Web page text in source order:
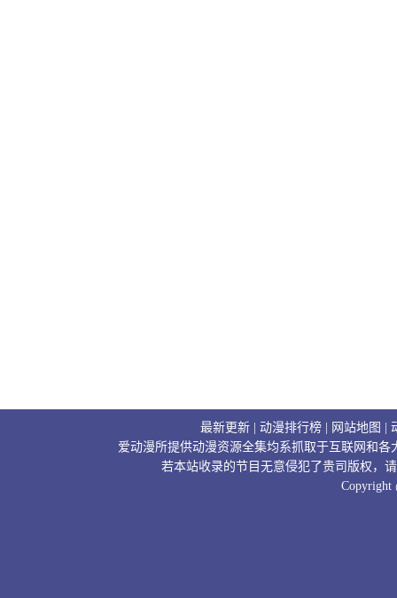
最新更新 动漫排行榜 网站地图
爱动漫所提供动漫资源全集均系抓取于互联网和
若本站收录的节目无意侵犯了贵司版权，
Copyright